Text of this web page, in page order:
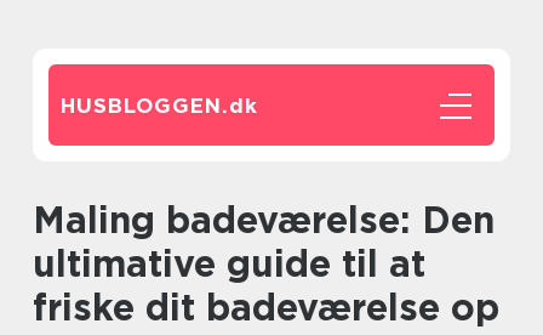
HUSBLOGGEN.dk
Maling badeværelse: Den
ultimative guide til at
friske dit badeværelse op